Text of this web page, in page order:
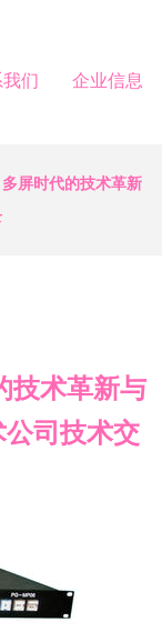
们 企业信息
屏时代的技术革新
技术革新与
司技术交